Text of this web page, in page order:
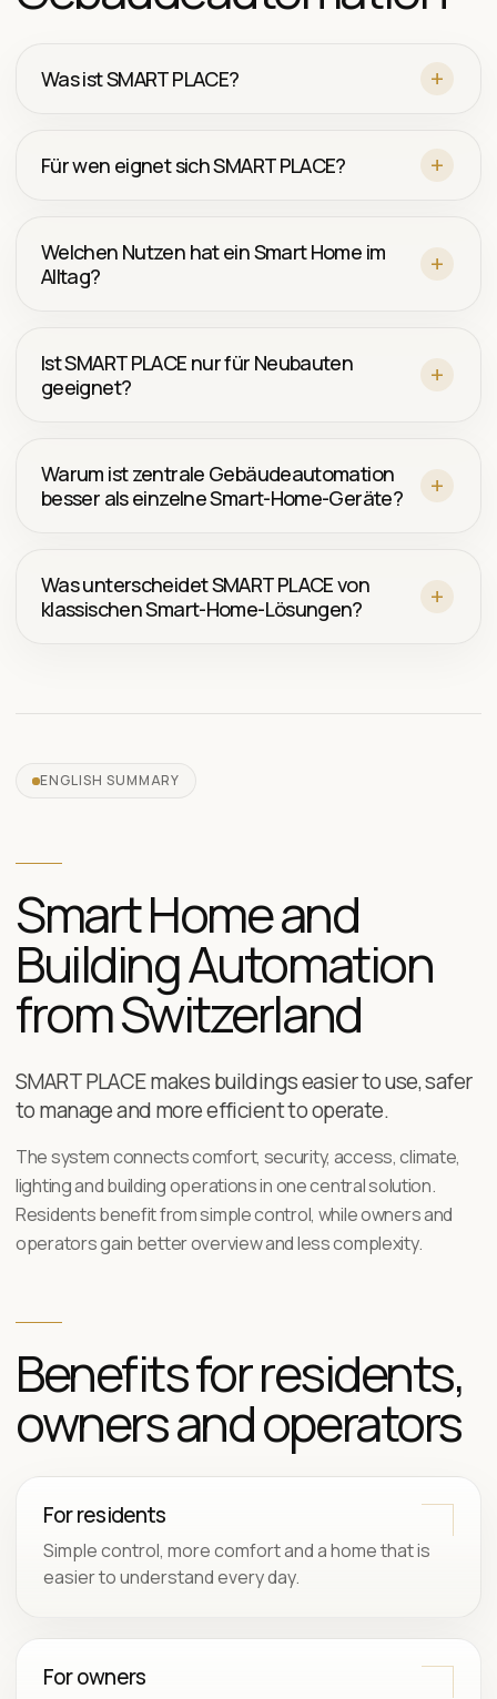
Was ist SMART PLACE?
Für wen eignet sich SMART PLACE?
Welchen Nutzen hat ein Smart Home im
Alltag?
Ist SMART PLACE nur für Neubauten
geeignet?
Warum ist zentrale Gebäudeautomation
besser als einzelne Smart-Home-Geräte?
Was unterscheidet SMART PLACE von
klassischen Smart-Home-Lösungen?
ENGLISH SUMMARY
Smart Home and
Building Automation
from Switzerland
SMART PLACE makes buildings easier to use, safer
to manage and more efficient to operate.
The system connects comfort, security, access, climate,
lighting and building operations in one central solution.
Residents benefit from simple control, while owners and
operators gain better overview and less complexity.
Benefits for residents,
owners and operators
For residents
Simple control, more comfort and a home that is
easier to understand every day.
For owners